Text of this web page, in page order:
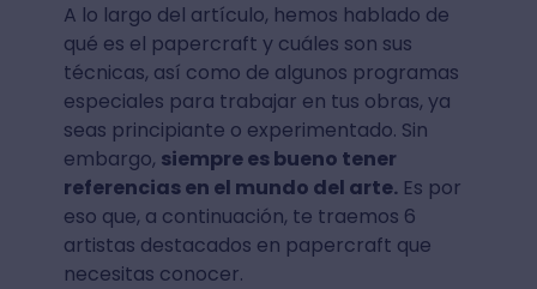
A lo largo del artículo, hemos hablado de
qué es el papercraft y cuáles son sus
técnicas, así como de algunos programas
especiales para trabajar en tus obras, ya
seas principiante o experimentado. Sin
embargo, siempre es bueno tener
referencias en el mundo del arte.Es por
eso que, a continuación, te traemos 6
artistas destacados en papercraft que
necesitas conocer.